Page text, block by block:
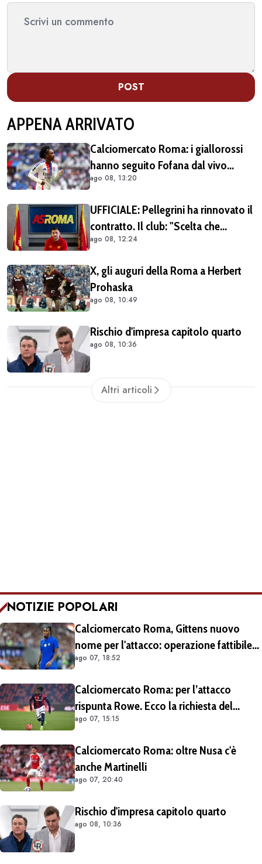
POST
APPENA ARRIVATO
Calciomercato Roma: i giallorossi
hanno seguito Fofana dal vivo
almeno in due occasioni. Costa
ago 08, 13:20
UFFICIALE: Pellegrini ha rinnovato il
contratto. Il club: "Scelta che
testimonia condivisione della
progetto romanista"
ago 08, 12:24
X, gli auguri della Roma a Herbert
Prohaska
ago 08, 10:49
Rischio d'impresa capitolo quarto
ago 08, 10:36
Altri articoli
NOTIZIE POPOLARI
Calciomercato Roma, Gittens nuovo
nome per l'attacco: operazione fattibile
solo in prestito
ago 07, 18:52
Calciomercato Roma: per l’attacco
rispunta Rowe. Ecco la richiesta del
Bologna
ago 07, 15:15
Calciomercato Roma: oltre Nusa c'è
anche Martinelli
ago 07, 20:40
Rischio d'impresa capitolo quarto
ago 08, 10:36